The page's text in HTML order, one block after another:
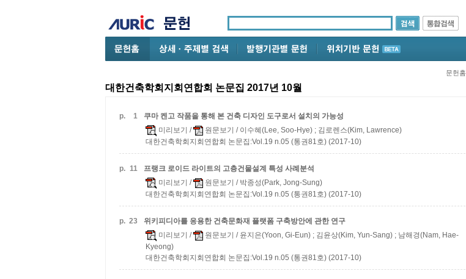
문헌홈
대한건축학회지회연합회 논문집 2017년 10월
p. 1
쿠마 켄고 작품을 통해 본 건축 디자인 도구로서 설치의 가능성
미리보기 / 원문보기 / 이수혜(Lee, Soo-Hye) ; 김로렌스(Kim, Lawrence)
대한건축학회지회연합회 논문집:Vol.19 n.05 (통권81호) (2017-10)
p. 11
프랭크 로이드 라이트의 고층건물설계 특성 사례분석
미리보기 / 원문보기 / 박종성(Park, Jong-Sung)
대한건축학회지회연합회 논문집:Vol.19 n.05 (통권81호) (2017-10)
p. 23
위키피디아를 응용한 건축문화재 플랫폼 구축방안에 관한 연구
미리보기 / 원문보기 / 윤지은(Yoon, Gi-Eun) ; 김윤상(Kim, Yun-Sang) ; 남해경(Nam, Hae-
Kyeong)
대한건축학회지회연합회 논문집:Vol.19 n.05 (통권81호) (2017-10)